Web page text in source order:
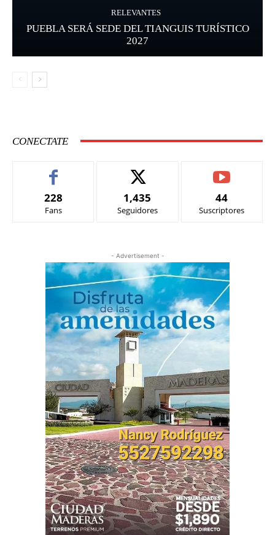
RELEVANTES
PUEBLA SERÁ SEDE DEL TIANGUIS TURÍSTICO
2027
CONECTATE
228
Fans
1,435
Seguidores
44
Suscriptores
- Advertisement -